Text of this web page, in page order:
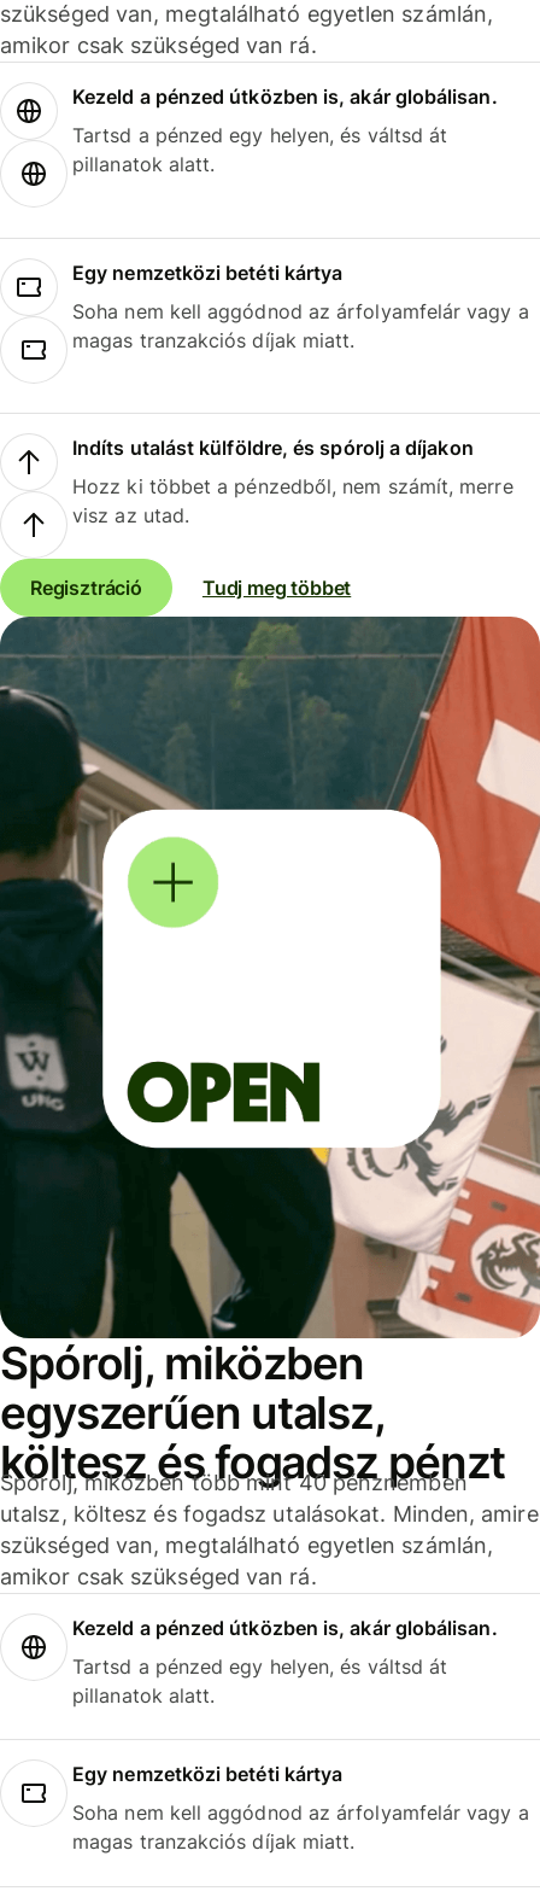
szükséged van, megtalálható egyetlen számlán,
amikor csak szükséged van rá.
Kezeld a pénzed útközben is, akár globálisan.
Tartsd a pénzed egy helyen, és váltsd át
pillanatok alatt.
Egy nemzetközi betéti kártya
Soha nem kell aggódnod az árfolyamfelár vagy a
magas tranzakciós díjak miatt.
Indíts utalást külföldre, és spórolj a díjakon
Hozz ki többet a pénzedből, nem számít, merre
visz az utad.
Regisztráció Tudj meg többet
Spórolj, miközben
egyszerűen utalsz,
költesz és fogadsz pénzt
Spórolj, miközben több mint 40 pénznemben
utalsz, költesz és fogadsz utalásokat. Minden, amire
szükséged van, megtalálható egyetlen számlán,
amikor csak szükséged van rá.
Kezeld a pénzed útközben is, akár globálisan.
Tartsd a pénzed egy helyen, és váltsd át
pillanatok alatt.
Egy nemzetközi betéti kártya
Soha nem kell aggódnod az árfolyamfelár vagy a
magas tranzakciós díjak miatt.